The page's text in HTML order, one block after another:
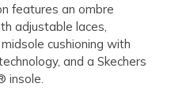
features an ombre
adjustable laces,
cushioning with
and a Skechers
insole.